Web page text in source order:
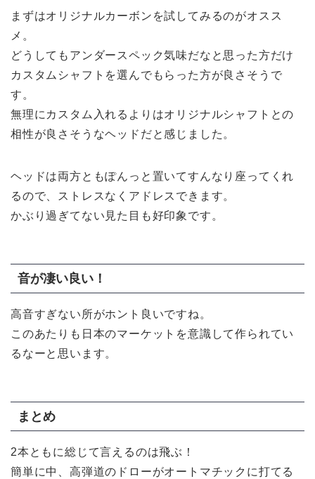
まずはオリジナルカーボンを試してみるのがオスス
メ。
どうしてもアンダースペック気味だなと思った方だけ
カスタムシャフトを選んでもらった方が良さそうで
す。
無理にカスタム入れるよりはオリジナルシャフトとの
相性が良さそうなヘッドだと感じました。
ヘッドは両方ともぽんっと置いてすんなり座ってくれ
るので、ストレスなくアドレスできます。
かぶり過ぎてない見た目も好印象です。
音が凄い良い！
高音すぎない所がホント良いですね。
このあたりも日本のマーケットを意識して作られてい
るなーと思います。
まとめ
2本ともに総じて言えるのは飛ぶ！
簡単に中、高弾道のドローがオートマチックに打てる